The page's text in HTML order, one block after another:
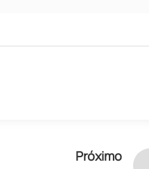
Próximo